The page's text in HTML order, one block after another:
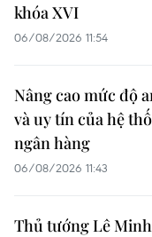
khóa XVI
06/08/2026 11:54
Nâng cao mức độ
và uy tín của hệ
ngân hàng
06/08/2026 11:43
Thủ tướng Lê